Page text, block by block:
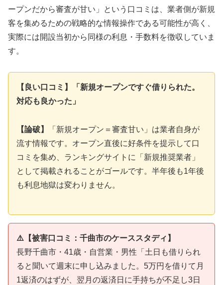
ープンだから審査が甘い」という口コミは、業者側が新規
客を集めるための戦略的な情報操作である可能性が高く、
実際には開設当初から同様の利息・手数料を徴収していま
す。
【良い口コミ】「新規オープンですぐ借りられた。
対応も良かった」
【論破】
「新規オープン＝審査甘い」は業者自身が
流す情報です。オープン直後に好条件を提示して口
コミを集め、ランキングサイトに「新規推奨業者」
として掲載されることがゴールです。半年後も1年後
も利息地獄は変わりません。
⚠️【被害口コミ：千曲市のケーススタディ】
長野千曲市・41歳・自営業・男性「土日も借りられ
ると聞いて週末に申し込みました。5万円を借りて月
1返済のはずが、翌月の返済日に手持ちが不足し3日